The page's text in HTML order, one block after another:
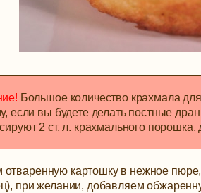
Большое количество крахмала
если вы будете делать постные
2 ст. л. крахмального
картошку в нежное
при желании, добавляем